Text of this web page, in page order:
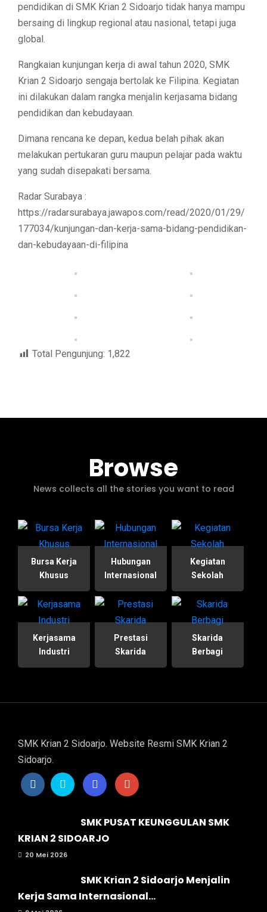
pendidikan di SMK Krian 2 Sidoarjo tidak hanya mampu
bersaing di lingkup regional atau nasional, tetapi juga
global.
Rangkaian kunjungan kerja di awal tahun 2020, SMK
Krian 2 Sidoarjo sengaja bertolak ke Filipina. Kegiatan
ini dilakukan dalam rangka menjalin kerjasama bidang
pendidikan dan kebudayaan.
Dimana rencana ke depan, kedua belah pihak akan
melakukan pertukaran guru maupun pelajar pada waktu
yang sudah disepakati bersama.
Radar Surabaya :
https://radarsurabaya.jawapos.com/read/2020/01/29/
177034/kunjungan-dan-kerja-sama-bidang-pendidikan-
dan-kebudayaan-di-filipina
Total Pengunjung: 1,822
Browse
News collects all the stories you want to read
Bursa Kerja
Khusus
Hubungan
Internasional
Kegiatan
Sekolah
Kerjasama
Industri
Prestasi
Skarida
Skarida
Berbagi
SMK Krian 2 Sidoarjo. Website Resmi SMK Krian 2
Sidoarjo.
SMK PUSAT KEUNGGULAN SMK
KRIAN 2 SIDOARJO
20 Mei 2026
SMK Krian 2 Sidoarjo Menjalin
Kerja Sama Internasional...